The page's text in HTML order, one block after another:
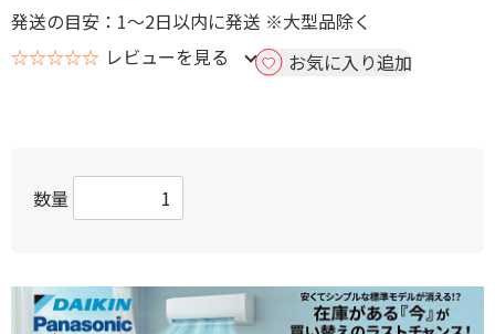
発送の目安：1～2日以内に発送 ※大型品除く
☆☆☆☆☆ レビューを見る お気に入り追加
数量